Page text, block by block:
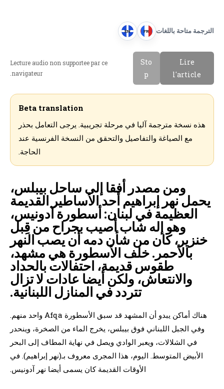
الترجمة متاحة باللغات FR
F
r
a
n
i
EN
E
Lire
l'article
Sto
p
Lecture audio non supportee par ce
navigateur.
Beta translation
هذه نسخة مترجمة آليا في مرحلة تجريبية. يرجى التعامل بحذر
مع الصياغة والتفاصيل والتحقق من النسخة الفرنسية عند
الحاجة.
ومن مصدر أفقا إلى ساحل بيبلس،
يحمل نهر إبراهيم أحد الأساطير القديمة
العظيمة في لبنان: أسطورة آدونيس،
وهو إله شاب أصيب بجراح من قِبل
خنزير، كان من شأن دمه أن يصب النهر
بالأحمر. خلف الأسطورة هي مشهد،
طقوس قديمة، احتفالات بالحداد
والانتعاش، ولكن أيضا عادات لا تزال
تتردد في المنازل اللبنانية.
هناك أماكن يبدو أن المشهد قد سبق الأسطورة Afqa واحد منهم.
وفي الجبل اللبناني فوق بيبلس، يخرج الماء من الصخرة، وينحدر
في الشلالات، ويعبر الوادي ويصل في نهاية المطاف إلى البحر
الأبيض المتوسط. اليوم، هذا المجرى معروف بـ(نهر إبراهيم). في
الأوقات القديمة كان يسمى أيضا نهر آدونيس.